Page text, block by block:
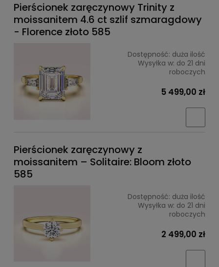
Pierścionek zaręczynowy Trinity z
moissanitem 4.6 ct szlif szmaragdowy
- Florence złoto 585
Dostępność: duża ilość
Wysyłka w: do 21 dni
roboczych
5 499,00 zł
Pierścionek zaręczynowy z
moissanitem – Solitaire: Bloom złoto
585
Dostępność: duża ilość
Wysyłka w: do 21 dni
roboczych
2 499,00 zł